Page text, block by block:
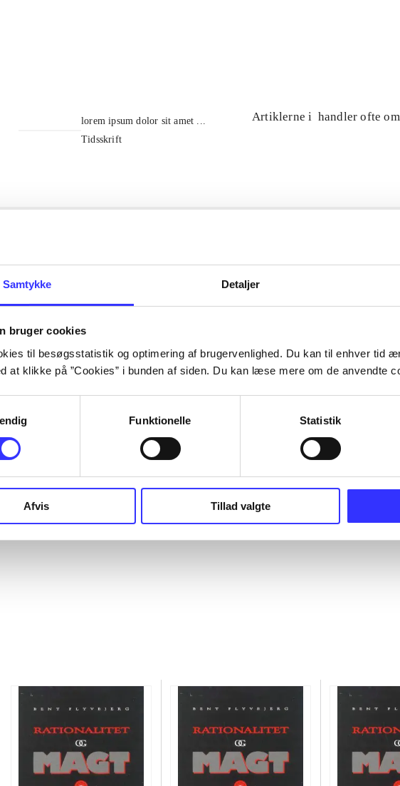
Samtykke Detaljer
bruger cookies
til besøgsstatistik og optimering af brugervenlighed. Du kan til enhver tid
at klikke på ”Cookies” i bunden af siden. Du kan læse mere om de anvendte
Funktionelle Statistik
Afvis Tillad valgte
lorem ipsum dolor sit amet ...
Tidsskrift
Artiklerne i handler ofte om
...